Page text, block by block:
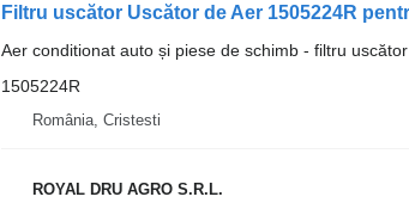
Aer conditionat auto și piese de schimb - filtru uscător
1505224R
România, Cristesti
ROYAL DRU AGRO S.R.L.